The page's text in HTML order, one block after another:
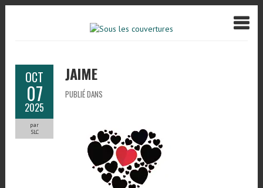
OCT
07
2025
par
SLC
JAIME
PUBLIÉ DANS